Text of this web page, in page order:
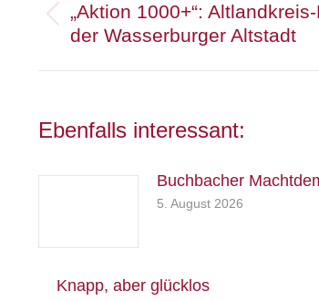
Vorheriger
Beitrag:
„Aktion 1000+“:
der Wasserburger Altstadt
Ebenfalls interessant:
Buchbacher
5. August 2026
Knapp, aber glücklos